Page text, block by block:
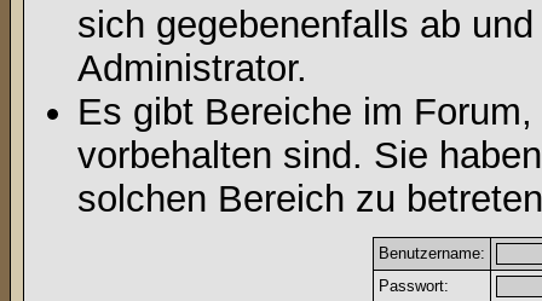
sich gegebenenfalls ab
Administrator.
Es gibt Bereiche im
vorbehalten sind. Sie
solchen Bereich zu
Benutzername:
Passwort: